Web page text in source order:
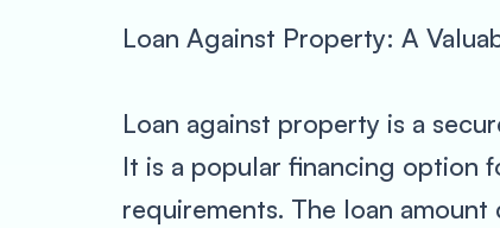
Loan Against Property: A
Loan against property is a
It is a popular financing option
requirements. The loan